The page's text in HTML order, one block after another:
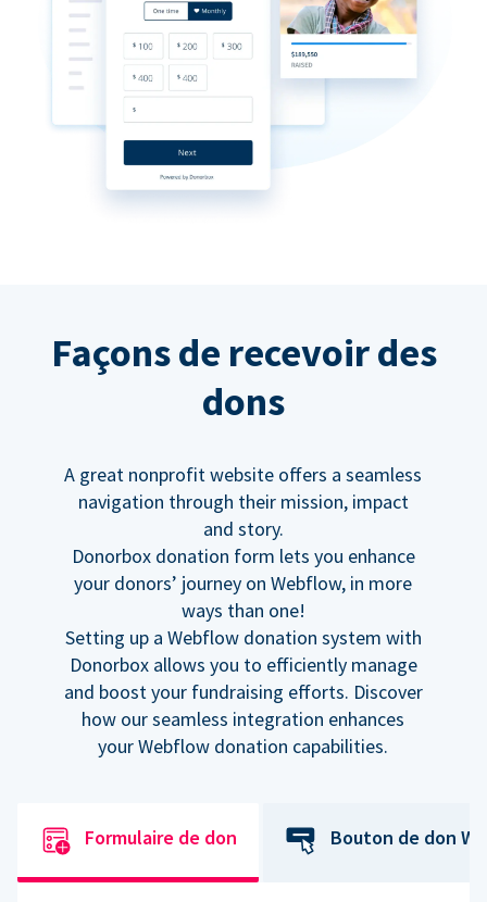
Façons de recevoir des
dons
A great nonprofit website offers a seamless
navigation through their mission, impact
and story.
Donorbox donation form lets you enhance
your donors’ journey on Webflow, in more
ways than one!
Setting up a Webflow donation system with
Donorbox allows you to efficiently manage
and boost your fundraising efforts. Discover
how our seamless integration enhances
your Webflow donation capabilities.
Formulaire de don Bouton de don